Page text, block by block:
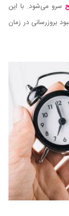
سرو می‌شود. با این
بروزرسانی در زمان